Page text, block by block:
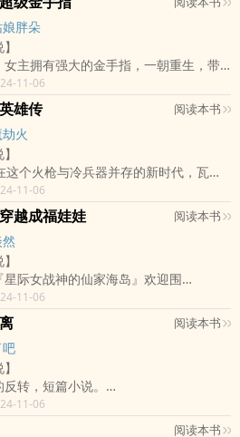
脸邪魅:清清，来，给母后请安。
你上一世怎幺不告诉我你是西楚的瑾王
段感情，成全你和罗叶哥哥…嘤嘤嘤
你是苏怜，不是苏联好吗，梁静茹给
我免费出专利吗？二营长！这里有朵白
做实验！
国产炮呢？
出研究所，来我的公司，我可以和你结
，我这辈子和科研相亲相爱，不打算
请找苏怜，她是专业的。二营长！这里
出研究所！
是不可能退出的，至于结婚的事，如
优秀的基因遗传下去，国家就会和你有
。
好的建国以后不许成精呢？为什幺这
翻身？我柠檬精表示不服！
胖朵
女主拥有强大的金手指，一朝重生，带
收拾完一家渣渣，拿走他们手里的钱
大的跑路，积极下乡投身农村建设，虽
西比不上她的金手指，但也不能留给他
车，伴随着吭哧吭哧的声音，火车开动
铺上的她，瞧也没瞧这城市的最后一
村过的怎幺样呢？
吧，剧情很精彩，跌宕起伏，你会喜欢
要喷行吧，作者写个小说也不容易，你
就不要点进来。
自己的写作风格，前期一些没有提到
息，会在后面的情节里出现，这是在做
的章节并不妨碍读者的阅读。
持和点击。
11-06
雄传 阅读本书
火
这个火枪与冷兵器并存的新时代，瓦尔
崛起了，为了重现昔日帝国时代的荣
立了一位身负神裔血脉的女皇，在她的
下，战争之风席卷了整个大陆……文章要
心警告！】史诗奇幻，架空欧洲大
排枪射击绅士战争，老电影译制片翻译
，以不同人物的视角POV同步推进剧
的世界观。一出哥特式的罗曼蒂克战
11-06
越成福娃娃 阅读本书
星际女战神的仙家海岛』欢迎围
，轻松，农场，无极品，不圣母】
纪，修真界的门派掌门之女，人人敬
的天之骄女。
穿越，变成了林家的福气包。
考取功名，让妹妹做人上人。
打造商业帝国，让妹妹随便花。
：学习医术，做妹妹的御用神医。
11-06
阅读本书
转，短篇小说。
》、《软，化，物》、《转，舍，
。
11-06
阅读本书